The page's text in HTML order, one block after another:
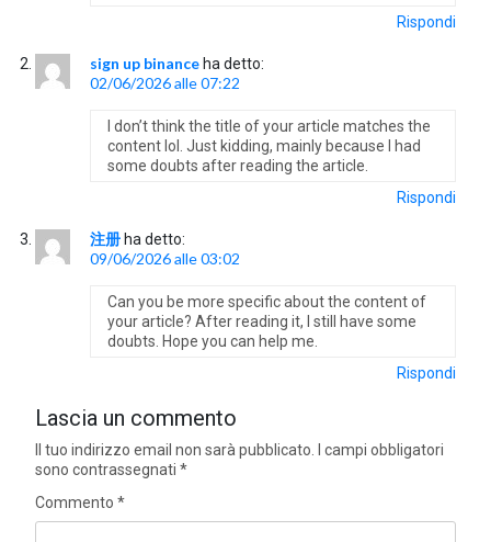
Rispondi
sign up binance ha detto:
02/06/2026 alle 07:22
I don’t think the title of your article matches the
content lol. Just kidding, mainly because I had
some doubts after reading the article.
Rispondi
注册 ha detto:
09/06/2026 alle 03:02
Can you be more specific about the content of
your article? After reading it, I still have some
doubts. Hope you can help me.
Rispondi
Lascia un commento
Il tuo indirizzo email non sarà pubblicato.
I campi obbligatori
sono contrassegnati*
Commento*